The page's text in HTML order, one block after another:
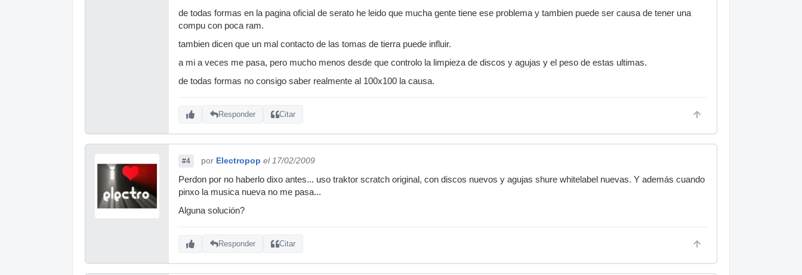
de todas formas en la pagina oficial de serato he leido que mucha gente tiene ese problema y tambien puede ser causa de tener una
compu con poca ram.
tambien dicen que un mal contacto de las tomas de tierra puede influir.
a mi a veces me pasa, pero mucho menos desde que controlo la limpieza de discos y agujas y el peso de estas ultimas.
de todas formas no consigo saber realmente al 100x100 la causa.
Responder Citar
#4 por Electropop el 17/02/2009
Perdon por no haberlo dixo antes... uso traktor scratch original, con discos nuevos y agujas shure whitelabel nuevas. Y además cuando
pinxo la musica nueva no me pasa...
Alguna solución?
Responder Citar